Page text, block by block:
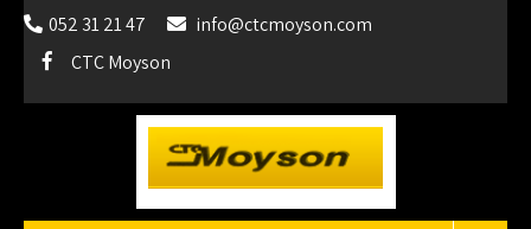
052 31 21 47
info@ctcmoyson.com
CTC Moyson